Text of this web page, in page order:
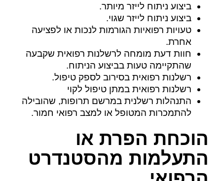
ביצוע ניתוח לייזר מיותר.
ביצוע ניתוח לייזר שגוי.
טעויות רפואיות הגורמות לנכות או לפציעה
אחרת.
חוות דעת מומחה לרשלנות רפואית שקבעה
שהתקיימה טעות בביצוע הניתוח.
רשלנות רפואית בסירוב לספק טיפול.
רשלנות רפואית במתן טיפול לקוי
התנהלות רשלנית במרשם תרופות, שהובילה
להתמכרות המטופל או למצב רפואי חמור.
הוכחת הפרת או
התעלמות מהסטנדרט